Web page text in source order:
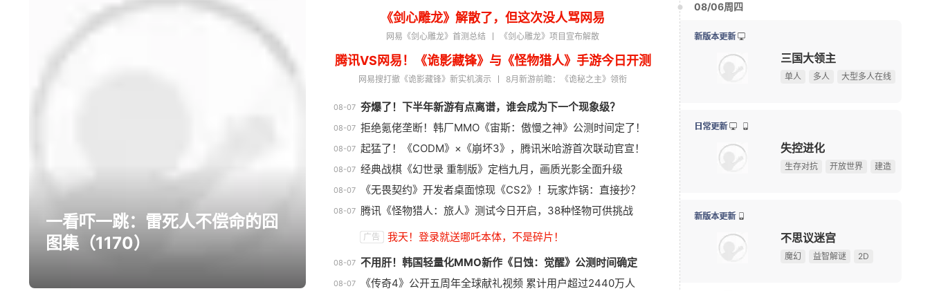
一看吓一跳：雷死人不偿命的囧
图集（1170）
绅士日报：国游泳装皮涩度拉爆
了！大雷熟女上演蒙眼play
巅峰在线150万人的横版网游，
如今带着怀旧服又杀回来了！
《剑心雕龙》解散了，但这次没人骂网易
网易《剑心雕龙》首测总结 《剑心雕龙》项目宣布解散
腾讯VS网易！《诡影藏锋》与《怪物猎人》手游今日开测
网易搜打撤《诡影藏锋》新实机演示 8月新游前瞻：《诡秘之主》领衔
08-07 夯爆了！下半年新游有点离谱，谁会成为下一个现象级？
08-07 拒绝氪佬垄断！韩厂MMO《宙斯：傲慢之神》公测时间定了！
08-07 起猛了！《CODM》×《崩坏3》，腾讯米哈游首次联动官宣！
08-07 经典战棋《幻世录 重制版》定档九月，画质光影全面升级
08-07 《无畏契约》开发者桌面惊现《CS2》！玩家炸锅：直接抄？
08-07 腾讯《怪物猎人：旅人》测试今日开启，38种怪物可供挑战
广告 我天！登录就送哪吒本体，不是碎片！
08-07 不用肝！韩国轻量化MMO新作《日蚀：觉醒》公测时间确定
08-07 《传奇4》公开五周年全球献礼视频 累计用户超过2440万人
总奖金9.5万美元！《绝地求生》玩家自创玩法征集大
暴雪资深作曲家离职，曾创作《魔兽世界》等多款游
《Apex英雄》S30爆料：排位或将新增传奇禁用系统
《宝可梦》前高管多地厕间偷拍被捕，涉事高管拒不认
《炉石传说》版本更新：引擎升级，正式终止Win7系
《完美世界：诸神之战》东方奇遇季今日正式开启
我天！登录就送哪吒本体，不是碎片！
游戏早报：曝《暗黑4》登陆NS2，国产抗日新作今日
《三角洲行动》夏季赛即将开赛，换新赛制后会更好
08/07周五
限号删档内测
新版本更新
新版本更新